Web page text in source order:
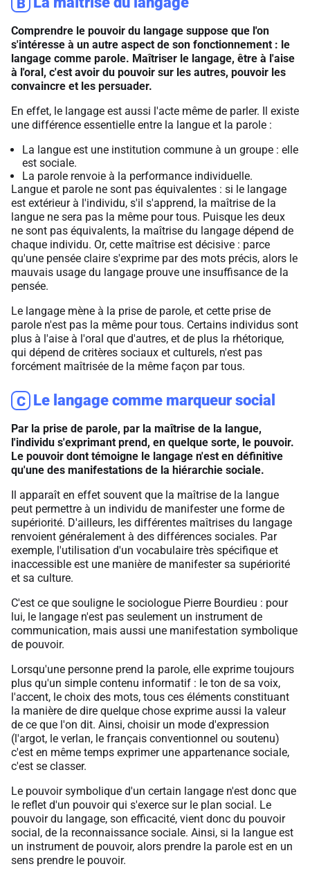
B
Comprendre le pouvoir du langage suppose que l'on
s'intéresse à un autre aspect de son fonctionnement : le
langage comme parole. Maîtriser le langage, être à l'aise
à l'oral, c'est avoir du pouvoir sur les autres, pouvoir les
convaincre et les persuader.
En effet, le langage est aussi l'acte même de parler. Il existe
une différence essentielle entre la langue et la parole :
La langue est une institution commune à un groupe : elle
est sociale.
La parole renvoie à la performance individuelle.
Langue et parole ne sont pas équivalentes : si le langage
est extérieur à l'individu, s'il s'apprend, la maîtrise de la
langue ne sera pas la même pour tous. Puisque les deux
ne sont pas équivalents, la maîtrise du langage dépend de
chaque individu. Or, cette maîtrise est décisive : parce
qu'une pensée claire s'exprime par des mots précis, alors le
mauvais usage du langage prouve une insuffisance de la
pensée.
Le langage mène à la prise de parole, et cette prise de
parole n'est pas la même pour tous. Certains individus sont
plus à l'aise à l'oral que d'autres, et de plus la rhétorique,
qui dépend de critères sociaux et culturels, n'est pas
forcément maîtrisée de la même façon par tous.
C Le langage comme marqueur social
Par la prise de parole, par la maîtrise de la langue,
l'individu s'exprimant prend, en quelque sorte, le pouvoir.
Le pouvoir dont témoigne le langage n'est en définitive
qu'une des manifestations de la hiérarchie sociale.
Il apparaît en effet souvent que la maîtrise de la langue
peut permettre à un individu de manifester une forme de
supériorité. D'ailleurs, les différentes maîtrises du langage
renvoient généralement à des différences sociales. Par
exemple, l'utilisation d'un vocabulaire très spécifique et
inaccessible est une manière de manifester sa supériorité
et sa culture.
C'est ce que souligne le sociologue Pierre Bourdieu : pour
lui, le langage n'est pas seulement un instrument de
communication, mais aussi une manifestation symbolique
de pouvoir.
Lorsqu'une personne prend la parole, elle exprime toujours
plus qu'un simple contenu informatif : le ton de sa voix,
l'accent, le choix des mots, tous ces éléments constituant
la manière de dire quelque chose exprime aussi la valeur
de ce que l'on dit. Ainsi, choisir un mode d'expression
(l'argot, le verlan, le français conventionnel ou soutenu)
c'est en même temps exprimer une appartenance sociale,
c'est se classer.
Le pouvoir symbolique d'un certain langage n'est donc que
le reflet d'un pouvoir qui s'exerce sur le plan social. Le
pouvoir du langage, son efficacité, vient donc du pouvoir
social, de la reconnaissance sociale. Ainsi, si la langue est
un instrument de pouvoir, alors prendre la parole est en un
sens prendre le pouvoir.